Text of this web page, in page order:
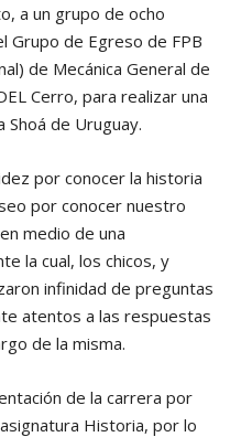
a un grupo de ocho
Grupo de Egreso de FPB
de Mecánica General de
Cerro, para realizar una
de Uruguay.
por conocer la historia
por conocer nuestro
medio de una
la cual, los chicos, y
infinidad de preguntas
atentos a las respuestas
de la misma.
de la carrera por
Historia, por lo